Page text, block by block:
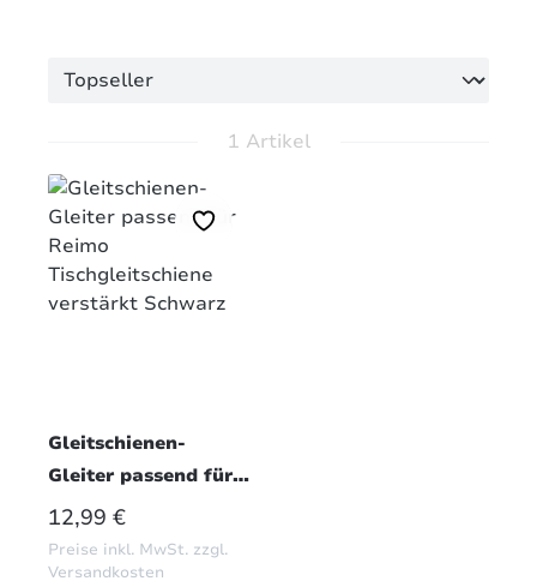
1 Artikel
Gleitschienen-
Gleiter passend für
Reimo
Tischgleitschiene
verstärkt Schwarz
REGULÄRER PREIS:
12,99 €
Preise inkl. MwSt. zzgl.
Versandkosten